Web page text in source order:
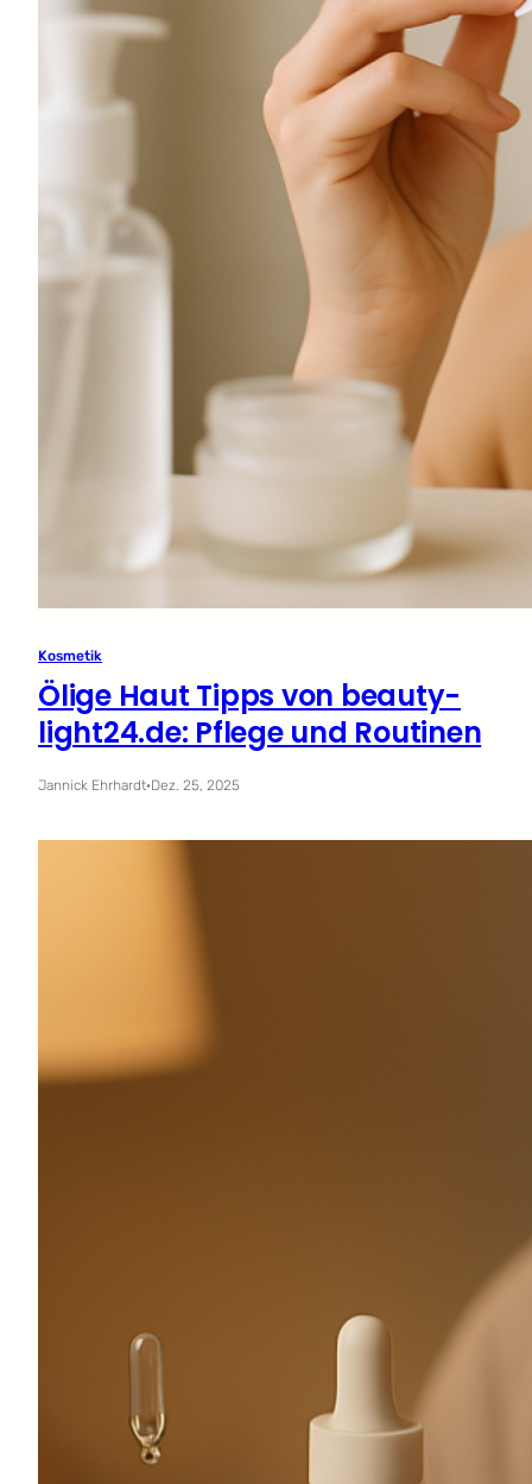
Kosmetik
Ölige Haut Tipps von beauty-
light24.de: Pflege und Routinen
Jannick Ehrhardt·Dez. 25, 2025